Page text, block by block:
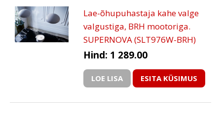
Lae-õhupuhastaja kahe valge
valgustiga, BRH mootoriga.
SUPERNOVA (SLT976W-BRH)
Hind: 1 289.00
LOE LISA ESITA KÜSIMUS